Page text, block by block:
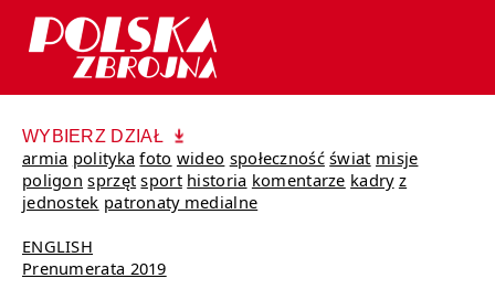
WYBIERZ DZIAŁ
armia polityka foto wideo społeczność świat misje
poligon sprzęt sport historia komentarze kadry z
jednostek patronaty medialne
ENGLISH
Prenumerata 2019